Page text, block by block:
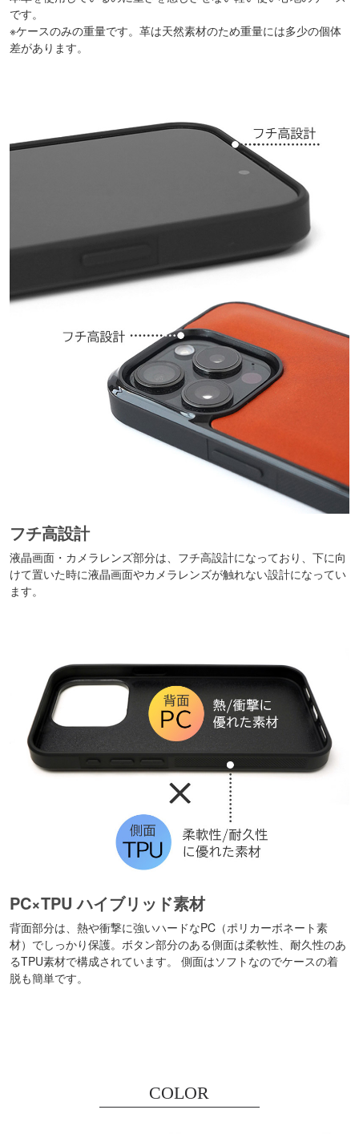
です。
※ケースのみの重量です。革は天然素材のため重量には多少の個体
差があります。
フチ高設計
液晶画面・カメラレンズ部分は、フチ高設計になっており、下に向
けて置いた時に液晶画面やカメラレンズが触れない設計になってい
ます。
PC×TPU ハイブリッド素材
背面部分は、熱や衝撃に強いハードなPC（ポリカーボネート素
材）でしっかり保護。ボタン部分のある側面は柔軟性、耐久性のあ
るTPU素材で構成されています。 側面はソフトなのでケースの着
脱も簡単です。
COLOR